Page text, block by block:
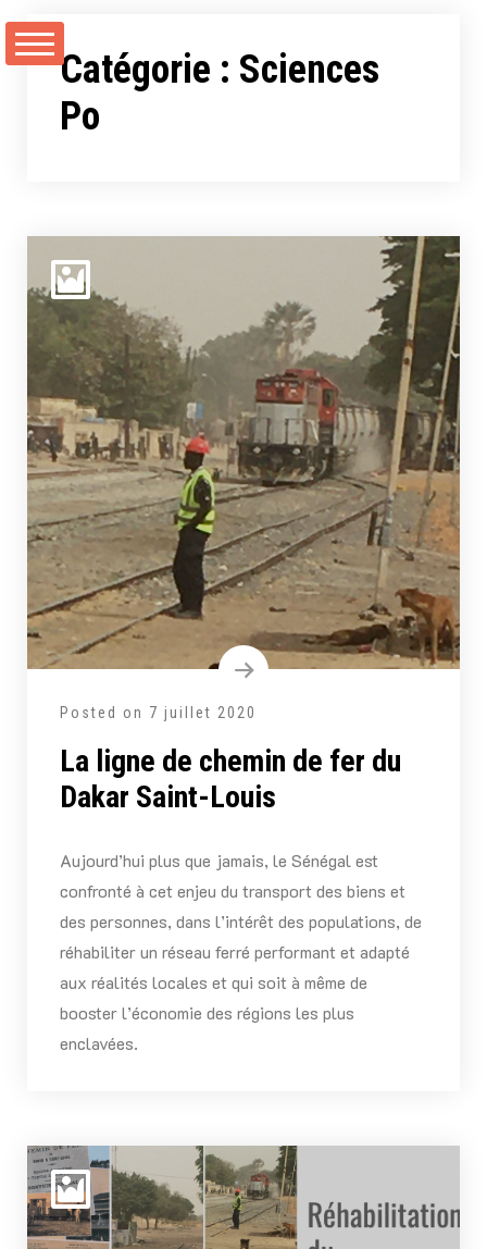
au
Catégorie : Sciences
Po
Posted on 7 juillet 2020
La ligne de chemin de fer du
Dakar Saint-Louis
Aujourd’hui plus que jamais, le Sénégal est
confronté à cet enjeu du transport des biens et
des personnes, dans l’intérêt des populations, de
réhabiliter un réseau ferré performant et adapté
aux réalités locales et qui soit à même de
booster l’économie des régions les plus
enclavées.